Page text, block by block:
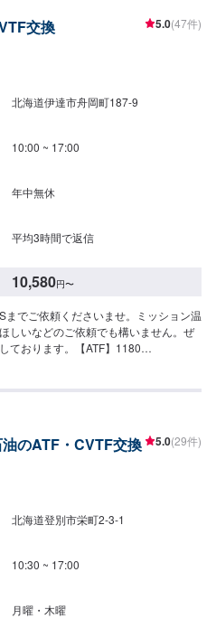
交換 5.0(47件)
北海道伊達市舟岡町187-9
10:00 ~ 17:00
年中無休
平均3時間で返信
10,580円〜
までご依頼くださいませ。ミッション温
しいなどのご依頼でも構いません。ぜ
ております。【ATF】1180
のATF・CVTF交換 5.0(29件)
北海道登別市栄町2-3-1
10:30 ~ 17:00
月曜・木曜